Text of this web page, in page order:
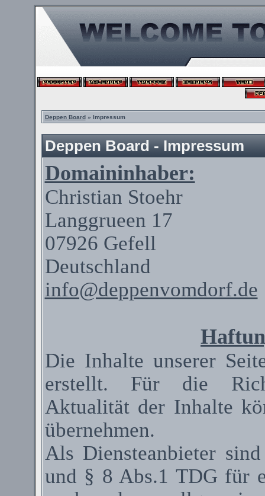
Deppen Board» Impressum
Deppen Board - Impressum
Domaininhaber:
Christian Stoehr
Langgrueen 17
07926 Gefell
Deutschland
info@deppenvomdorf.de
Die Inhalte unserer
erstellt. Für die
Aktualität der Inhalte
übernehmen.
Als Diensteanbieter
und § 8 Abs.1 TDG für